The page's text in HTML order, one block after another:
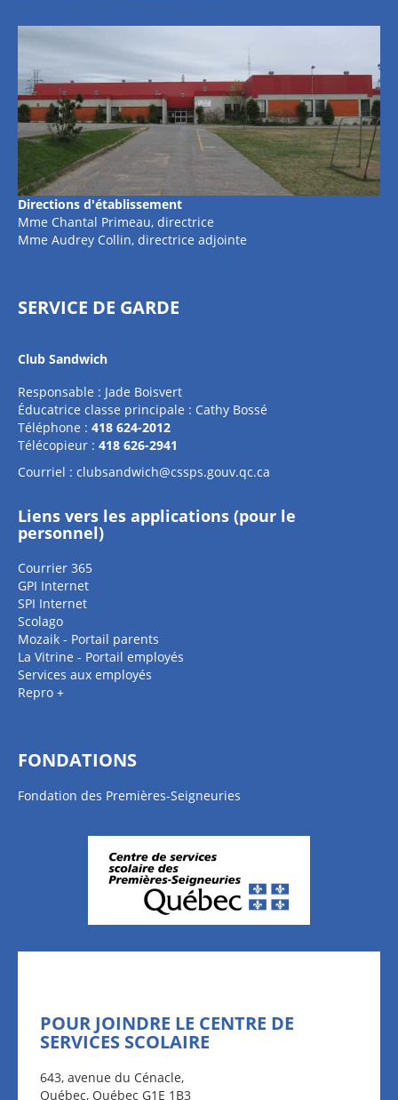
Directions d'établissement
Mme Chantal Primeau, directrice
Mme Audrey Collin, directrice adjointe
SERVICE DE GARDE
Club Sandwich
Responsable : Jade Boisvert
Éducatrice classe principale : Cathy Bossé
Téléphone : 418 624-2012
Télécopieur : 418 626-2941
Courriel : clubsandwich@cssps.gouv.qc.ca
Liens vers les applications (pour le
personnel)
Courrier 365
GPI Internet
SPI Internet
Scolago
Mozaik - Portail parents
La Vitrine - Portail employés
Services aux employés
Repro +
FONDATIONS
Fondation des Premières-Seigneuries
POUR JOINDRE LE CENTRE DE
SERVICES SCOLAIRE
643, avenue du Cénacle,
Québec, Québec G1E 1B3